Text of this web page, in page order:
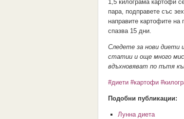
1,5 килограма картофи
пара, подправете със
направите картофите
спазва 15 дни.
Следете за нови диети
статии и още много
вдъхновяват по пътя
#диети #картофи
Подобни публикации:
Лунна диета